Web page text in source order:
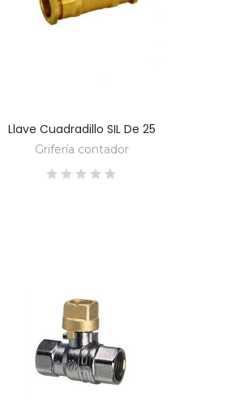
DESCUBRE
Llave Cuadradillo SIL De 25
Grifería contador